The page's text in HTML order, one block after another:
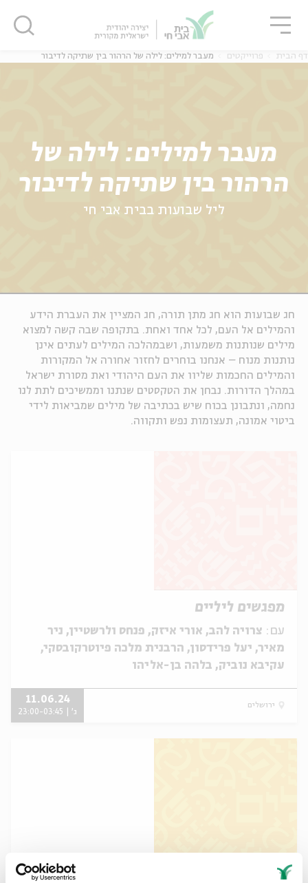
אנגלית
דף הבית פרוייקטים מעבר למילים: לילה של הרהור בין שתיקה לדיבור
מעבר למילים: לילה של
הרהור בין שתיקה לדיבור
ליל שבועות בבית אבי חי
חג שבועות הוא חג מתן תורה, חג המציין את העברת הידע
והמילים אל העם, לכל אחד ואחת. בתקופה שבה קשה למצוא
מילים שנותנות משמעות, ושבמהלכה המילים לעתים אינן
נותנות מנוח – אנחנו בוחרים לחזור אחורה אל המקורות
והמילים החכמות שליוו את העם היהודי ואת מסורת ישראל
במהלך הדורות. נבחן את הטקסטים שנתנו וממשיכים לתת לנו
נחמה, ונתבונן בכוח שיש בכתיבה של מילים שמביאות לידי
ביטוי אמונה, תעצומות נפש ותקווה.
מפגשים ליליים
עם: צרויה להב, אורי איזק, פנחס ולרשטיין, ניר
מאיר, יעל פרידסון, הרבנית מלכה פיוטרקובסקי,
עקיבא נוביק, בלהה בן-אליהו
ירושלים
11.06.24
ג' | 23:00-03:45
סגור